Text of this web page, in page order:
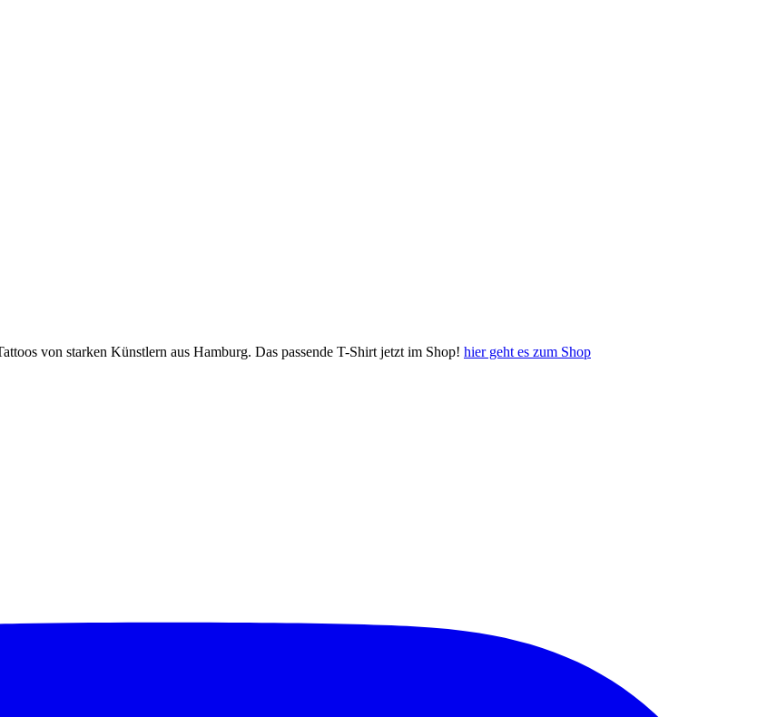
von starken Künstlern aus Hamburg. Das passende T-Shirt jetzt im Shop! hier geht es zum Shop